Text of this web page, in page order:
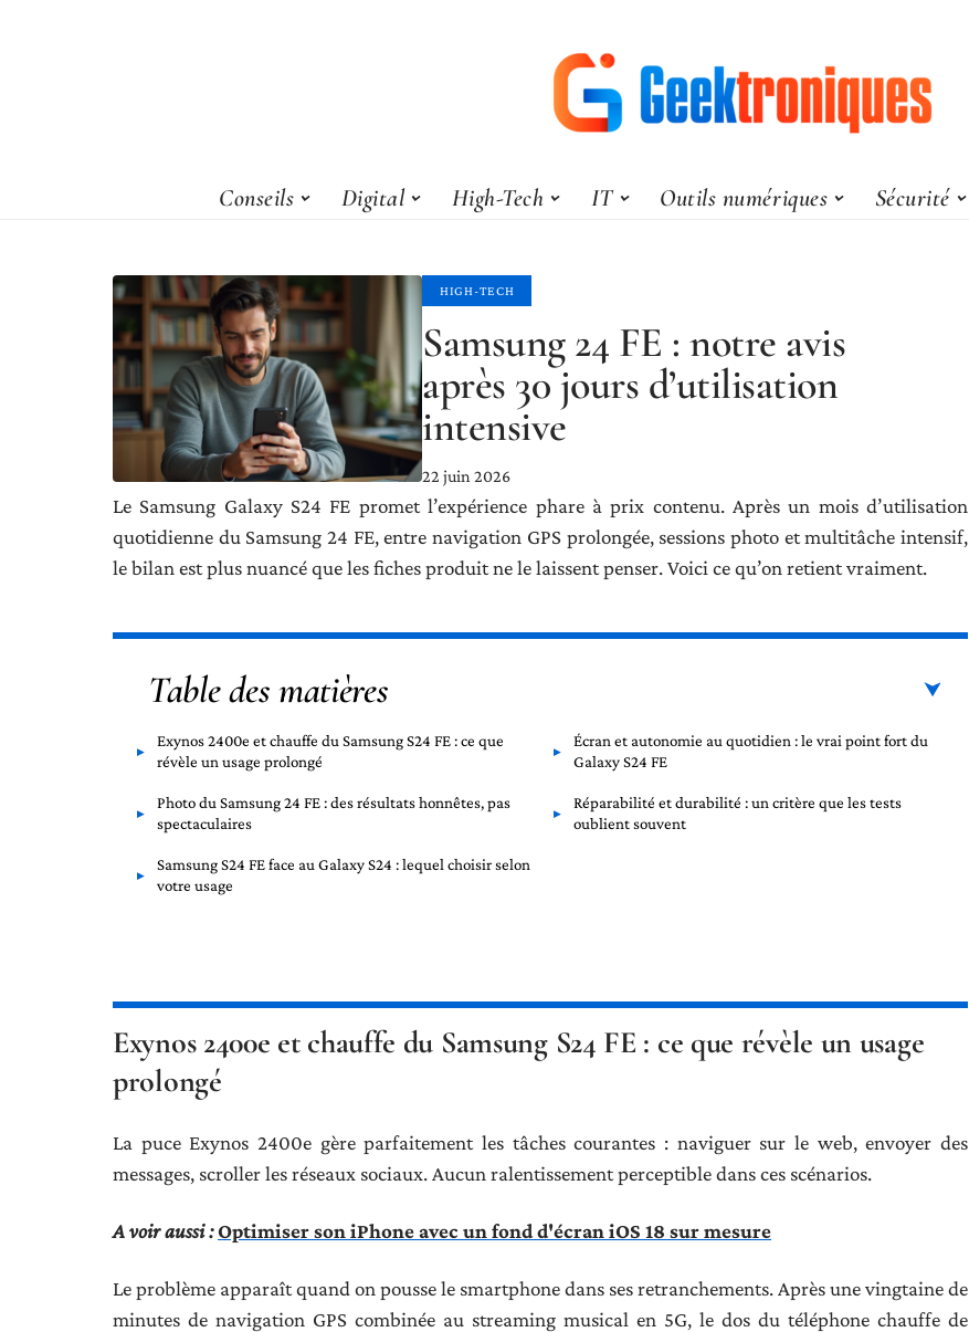
Conseils Digital High-Tech IT Outils numériques Sécurité
HIGH-TECH
Samsung 24 FE : notre avis
après 30 jours d’utilisation
intensive
22 juin 2026
Le Samsung Galaxy S24 FE promet l’expérience phare à prix contenu. Après un mois d’utilisation
quotidienne du Samsung 24 FE, entre navigation GPS prolongée, sessions photo et multitâche intensif,
le bilan est plus nuancé que les fiches produit ne le laissent penser. Voici ce qu’on retient vraiment.
Table des matières
Exynos 2400e et chauffe du Samsung S24 FE : ce que
révèle un usage prolongé
Écran et autonomie au quotidien : le vrai point fort du
Galaxy S24 FE
Photo du Samsung 24 FE : des résultats honnêtes, pas
spectaculaires
Réparabilité et durabilité : un critère que les tests
oublient souvent
Samsung S24 FE face au Galaxy S24 : lequel choisir selon
votre usage
Exynos 2400e et chauffe du Samsung S24 FE : ce que révèle un usage
prolongé
La puce Exynos 2400e gère parfaitement les tâches courantes : naviguer sur le web, envoyer des
messages, scroller les réseaux sociaux. Aucun ralentissement perceptible dans ces scénarios.
A voir aussi :Optimiser son iPhone avec un fond d'écran iOS 18 sur mesure
Le problème apparaît quand on pousse le smartphone dans ses retranchements. Après une vingtaine de
minutes de navigation GPS combinée au streaming musical en 5G, le dos du téléphone chauffe de